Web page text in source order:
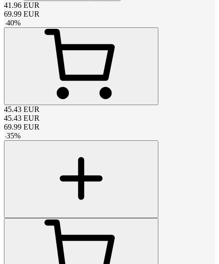
41.96 EUR
69.99 EUR
-40%
45.43 EUR
45.43 EUR
69.99 EUR
-35%